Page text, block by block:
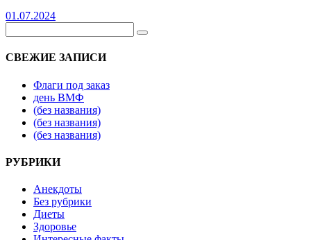
01.07.2024
СВЕЖИЕ ЗАПИСИ
Флаги под заказ
день ВМФ
(без названия)
(без названия)
(без названия)
РУБРИКИ
Анекдоты
Без рубрики
Диеты
Здоровье